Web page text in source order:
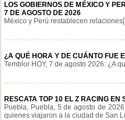
LOS GOBIERNOS DE MÉXICO Y
7 DE AGOSTO DE 2026
México y Perú restablecen
¿A QUÉ HORA Y DE CUÁNTO FUE
Temblor HOY, 7 de agosto 2026: ¿A
RESCATA TOP 10 EL Z RACING EN
Puebla, Puebla, 5 de agosto de
quienes viajaron a la ciudad de San